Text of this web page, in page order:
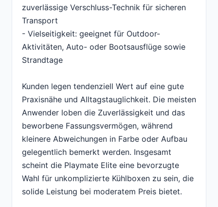
zuverlässige Verschluss-Technik für sicheren
Transport
- Vielseitigkeit: geeignet für Outdoor-
Aktivitäten, Auto- oder Bootsausflüge sowie
Strandtage
Kunden legen tendenziell Wert auf eine gute
Praxisnähe und Alltagstauglichkeit. Die meisten
Anwender loben die Zuverlässigkeit und das
beworbene Fassungsvermögen, während
kleinere Abweichungen in Farbe oder Aufbau
gelegentlich bemerkt werden. Insgesamt
scheint die Playmate Elite eine bevorzugte
Wahl für unkomplizierte Kühlboxen zu sein, die
solide Leistung bei moderatem Preis bietet.